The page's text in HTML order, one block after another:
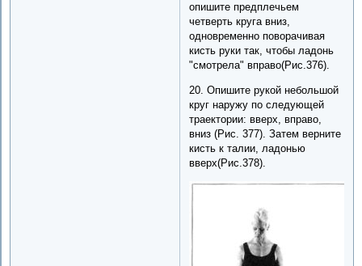
опишите предплечьем
четверть круга вниз,
одновременно поворачивая
кисть руки так, чтобы ладонь
"смотрела" вправо(Рис.376).
20. Опишите рукой небольшой
круг наружу по следующей
траектории: вверх, вправо,
вниз (Рис. 377). Затем верните
кисть к талии, ладонью
вверх(Рис.378).